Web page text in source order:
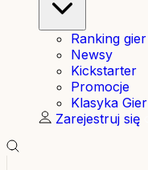
Ranking gier
Newsy
Kickstarter
Promocje
Klasyka Gier
Zarejestruj się